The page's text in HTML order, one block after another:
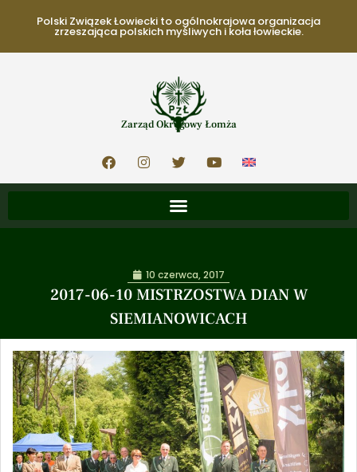
Polski Związek Łowiecki to ogólnokrajowa organizacja
zrzeszająca polskich myśliwych i koła łowieckie.
Zarząd Okręgowy Łomża
2017-06-10 MISTRZOSTWA DIAN W
SIEMIANOWICACH
10 czerwca, 2017